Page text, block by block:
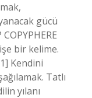
gücü
bir kelime.
Kendini
Tatlı
yılanı